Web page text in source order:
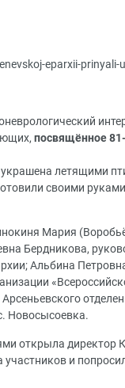
eparxii-prinyali-
посвящённое
летящими
своими
Мария
Бердникова,
Альбина
Новосысоевка.
открыла директор
и